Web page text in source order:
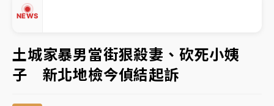
NEWS
處置制度大變革！ 證交所今起縮短股票「關禁閉」天
數與撮合時間
才續任就飛美國大學面試 清大校長高為元致歉：機會
到來時引起我的好奇
白海豚颱風解除海警 西南風來了！4縣市大雨特報、各
土城家暴男當街狠殺妻、砍死小姨
子 新北地檢今偵結起訴